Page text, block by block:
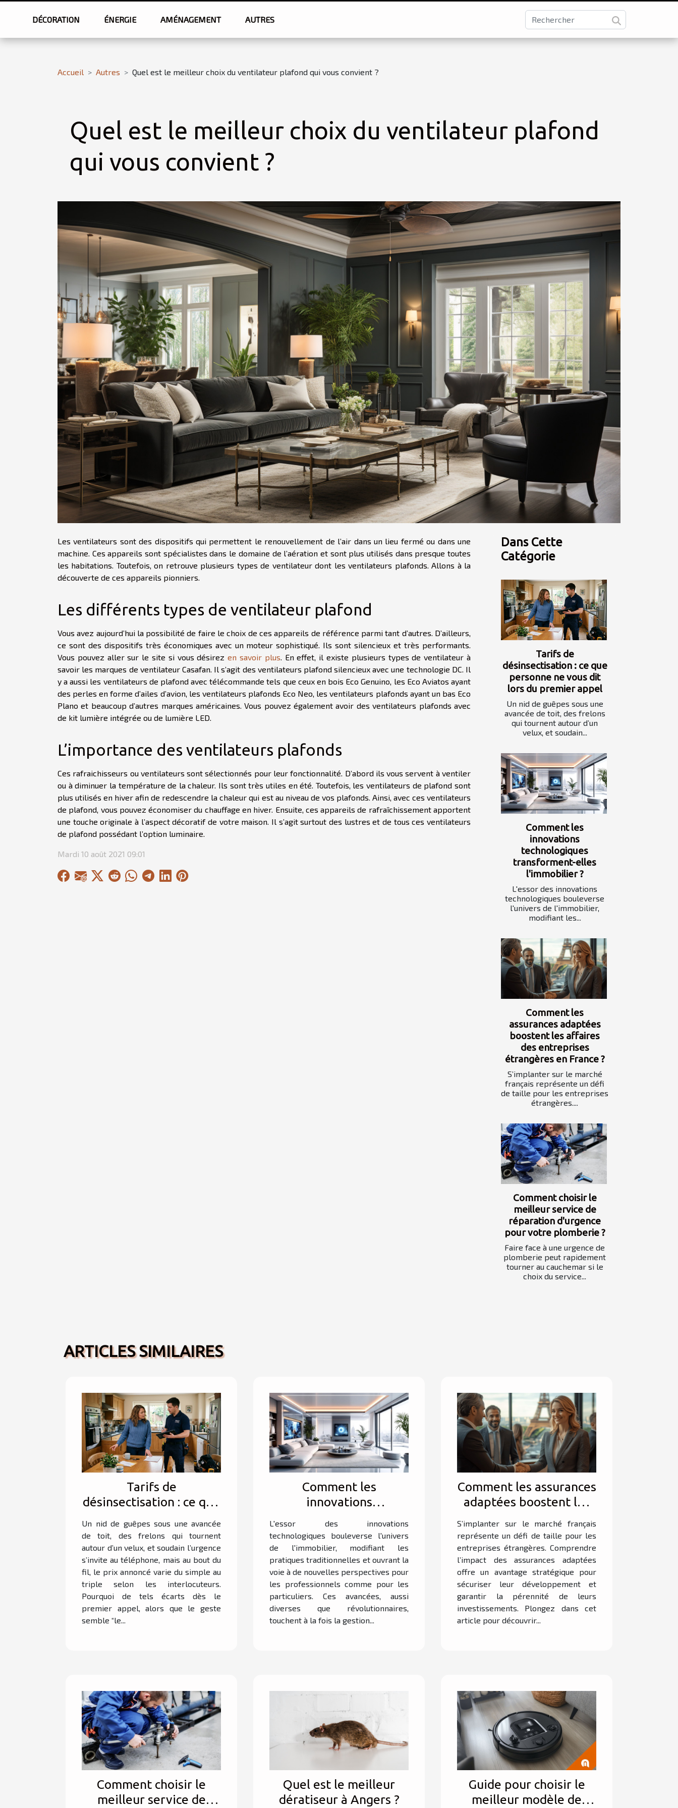
DÉCORATION ÉNERGIE AMÉNAGEMENT AUTRES
Accueil Autres Quel est le meilleur choix du ventilateur plafond qui vous convient ?
Quel est le meilleur choix du ventilateur plafond
qui vous convient ?
Les ventilateurs sont des dispositifs qui permettent le renouvellement de l’air dans un lieu fermé ou dans une
machine. Ces appareils sont spécialistes dans le domaine de l’aération et sont plus utilisés dans presque toutes
les habitations. Toutefois, on retrouve plusieurs types de ventilateur dont les ventilateurs plafonds. Allons à la
découverte de ces appareils pionniers.
Les différents types de ventilateur plafond
Vous avez aujourd’hui la possibilité de faire le choix de ces appareils de référence parmi tant d’autres. D’ailleurs,
ce sont des dispositifs très économiques avec un moteur sophistiqué. Ils sont silencieux et très performants.
Vous pouvez aller sur le site si vous désirezen savoir plus . En effet, il existe plusieurs types de ventilateur à
savoir les marques de ventilateur Casafan. Il s’agit des ventilateurs plafond silencieux avec une technologie DC. Il
y a aussi les ventilateurs de plafond avec télécommande tels que ceux en bois Eco Genuino, les Eco Aviatos ayant
des perles en forme d’ailes d’avion, les ventilateurs plafonds Eco Neo, les ventilateurs plafonds ayant un bas Eco
Plano et beaucoup d’autres marques américaines. Vous pouvez également avoir des ventilateurs plafonds avec
de kit lumière intégrée ou de lumière LED.
L’importance des ventilateurs plafonds
Ces rafraichisseurs ou ventilateurs sont sélectionnés pour leur fonctionnalité. D’abord ils vous servent à ventiler
ou à diminuer la température de la chaleur. Ils sont très utiles en été. Toutefois, les ventilateurs de plafond sont
plus utilisés en hiver afin de redescendre la chaleur qui est au niveau de vos plafonds. Ainsi, avec ces ventilateurs
de plafond, vous pouvez économiser du chauffage en hiver. Ensuite, ces appareils de rafraîchissement apportent
une touche originale à l’aspect décoratif de votre maison. Il s’agit surtout des lustres et de tous ces ventilateurs
de plafond possédant l’option luminaire.
Mardi 10 août 2021 09:01
Dans Cette
Catégorie
Tarifs de
désinsectisation : ce que
personne ne vous dit
lors du premier appel
Un nid de guêpes sous une
avancée de toit, des frelons
qui tournent autour d’un
velux, et soudain...
Comment les
innovations
technologiques
transforment-elles
l'immobilier ?
L'essor des innovations
technologiques bouleverse
l'univers de l'immobilier,
modifiant les...
Comment les
assurances adaptées
boostent les affaires
des entreprises
étrangères en France ?
S’implanter sur le marché
français représente un défi
de taille pour les entreprises
étrangères....
Comment choisir le
meilleur service de
réparation d'urgence
pour votre plomberie ?
Faire face à une urgence de
plomberie peut rapidement
tourner au cauchemar si le
choix du service...
ARTICLES SIMILAIRES
Tarifs de
désinsectisation : ce que
lors du premier appel
Un nid de guêpes sous une avancée
de toit, des frelons qui tournent
autour d’un velux, et soudain l’urgence
s’invite au téléphone, mais au bout du
fil, le prix annoncé varie du simple au
triple selon les interlocuteurs.
Pourquoi de tels écarts dès le
premier appel, alors que le geste
semble “le...
Comment les
innovations
transforment-elles
l'immobilier ?
L'essor des innovations
technologiques bouleverse l'univers
de l'immobilier, modifiant les
pratiques traditionnelles et ouvrant la
voie à de nouvelles perspectives pour
les professionnels comme pour les
particuliers. Ces avancées, aussi
diverses que révolutionnaires,
touchent à la fois la gestion...
Comment les assurances
adaptées boostent les
affaires des entreprises
étrangères en France ?
S’implanter sur le marché français
représente un défi de taille pour les
entreprises étrangères. Comprendre
l’impact des assurances adaptées
offre un avantage stratégique pour
sécuriser leur développement et
garantir la pérennité de leurs
investissements. Plongez dans cet
article pour découvrir...
Comment choisir le
meilleur service de
Quel est le meilleur
dératiseur à Angers ?
Guide pour choisir le
meilleur modèle de